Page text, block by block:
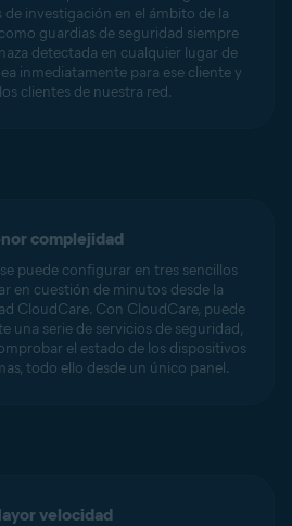
de investigación en el ámbito de la
guardias de seguridad siempre
detectada en cualquier lugar de
inmediatamente para ese cliente y
clientes de nuestra red.
complejidad
puede configurar en tres sencillos
en cuestión de minutos desde la
CloudCare. Con CloudCare, puede
una serie de servicios de seguridad,
el estado de los dispositivos
todo ello desde un único panel.
velocidad